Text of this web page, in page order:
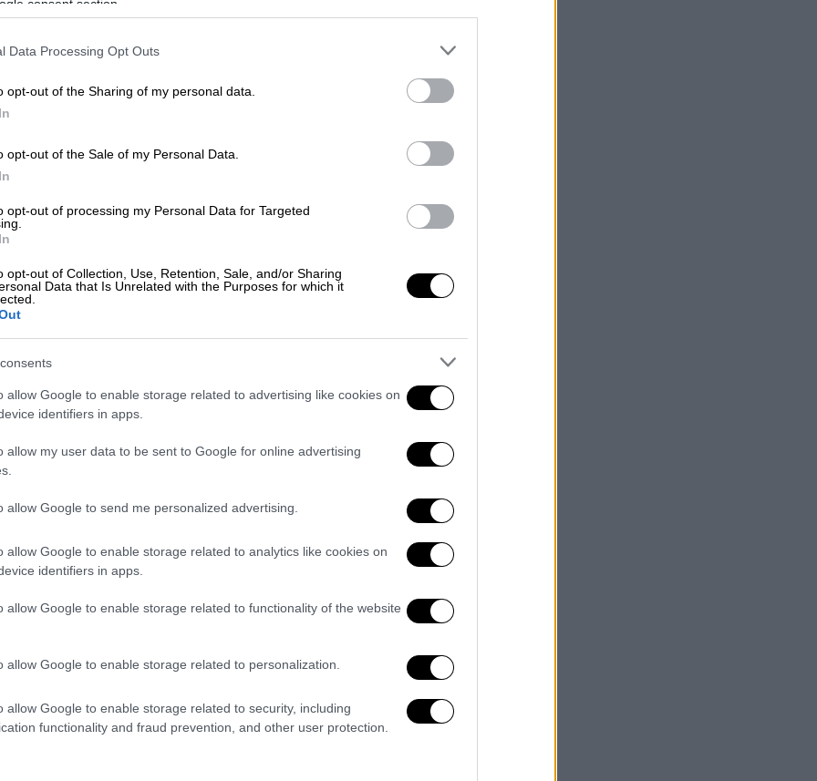
consent section.
Data Processing Opt Outs
opt-out of the Sharing of my personal data.
opt-out of the Sale of my Personal Data.
opt-out of processing my Personal Data for Targeted
opt-out of Collection, Use, Retention, Sale, and/or Sharing
Data that Is Unrelated with the Purposes for which it
allow Google to enable storage related to advertising like cookies on
identifiers in apps.
allow my user data to be sent to Google for online advertising
allow Google to send me personalized advertising.
allow Google to enable storage related to analytics like cookies on
identifiers in apps.
allow Google to enable storage related to functionality of the website
allow Google to enable storage related to personalization.
allow Google to enable storage related to security, including
functionality and fraud prevention, and other user protection.
Πλάνα που μετέδωσε η δημόσια
να κυλάει σε απόσταση μερικών
με σταθερό ρυθμό
αξία τους (…)
τοπική εταιρεία κοινής ωφέλειας HS Orka.
την
προειδοποιήσουν για μια επικείμενη
να ανεβαίνουν προς την επιφάνεια
στο ίδιο μέγεθος και στο ίδιο